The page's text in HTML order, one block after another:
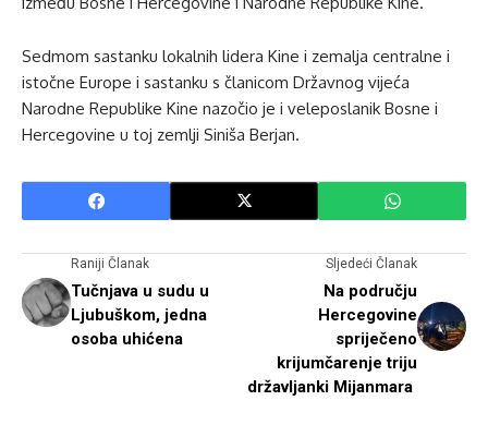
Sedmom sastanku lokalnih lidera Kine i zemalja centralne i
istočne Europe i sastanku s članicom Državnog vijeća
Narodne Republike Kine nazočio je i veleposlanik Bosne i
Hercegovine u toj zemlji Siniša Berjan.
Raniji Članak
Tučnjava u sudu u
Ljubuškom, jedna
osoba uhićena
Sljedeći Članak
Na području
Hercegovine
spriječeno
krijumčarenje triju
državljanki Mijanmara